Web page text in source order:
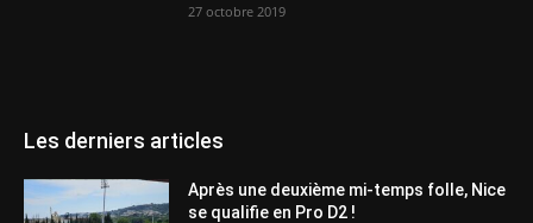
27 octobre 2019
Les derniers articles
Après une deuxième mi-temps folle, Nice
se qualifie en Pro D2 !